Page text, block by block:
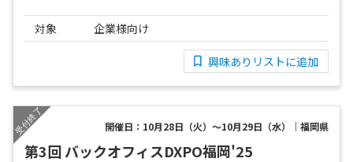
対象 企業様向け
興味ありリストに追加
開催日：10月28日（火）～10月29日（水）｜福岡県
第3回 バックオフィスDXPO福岡'25